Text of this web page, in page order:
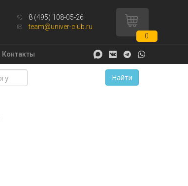
8 (495) 108-05-26
team@univer-club.ru
0
Контакты
Найти